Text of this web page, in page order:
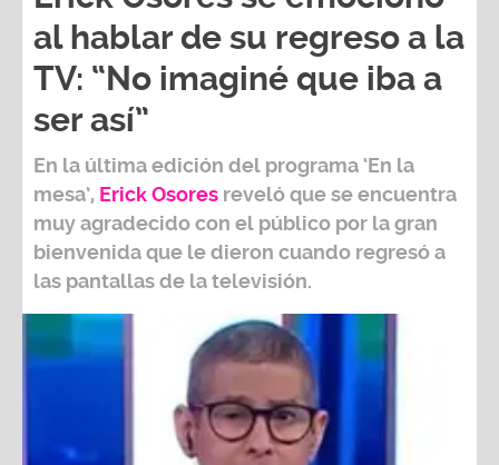
al hablar de su regreso a la
TV: “No imaginé que iba a
ser así”
En la última edición del programa ‘En la
mesa’, Erick Osores reveló que se encuentra
muy agradecido con el público por la gran
bienvenida que le dieron cuando regresó a
las pantallas de la televisión.